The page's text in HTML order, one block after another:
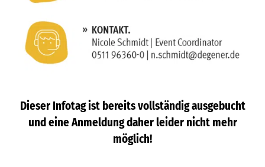
Dieser Infotag ist bereits vollständig ausgebucht
und eine Anmeldung daher leider nicht mehr
möglich!